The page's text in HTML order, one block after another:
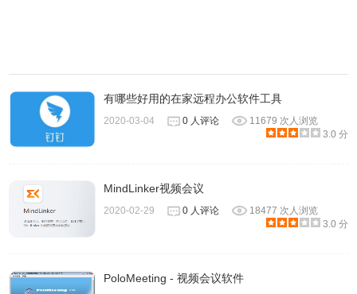
2、飞书的所有消息记录都自动保存在云端，无论你是更换设
备还是拥有多个设备，都能在登录帐号的一瞬间看到过往的
有哪些好用的在家远程办公软件工具
2020-03-04 0 人评论
11679 次人浏览
3.0 分
MindLinker视频会议
2020-02-29 0 人评论
18477 次人浏览
3.0 分
PoloMeeting - 视频会议软件